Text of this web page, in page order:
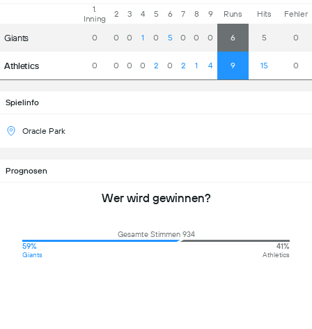
1.
Inning
2 3 4 5 6 7 8 9 Runs Hits Fehler
Giants 0 0 0 1 0 5 0 0 0 6 5 0
Athletics 0 0 0 0 2 0 2 1 4 9 15 0
Spielinfo
Oracle Park
Prognosen
Wer wird gewinnen?
Gesamte Stimmen 934
59%
Giants
41%
Athletics